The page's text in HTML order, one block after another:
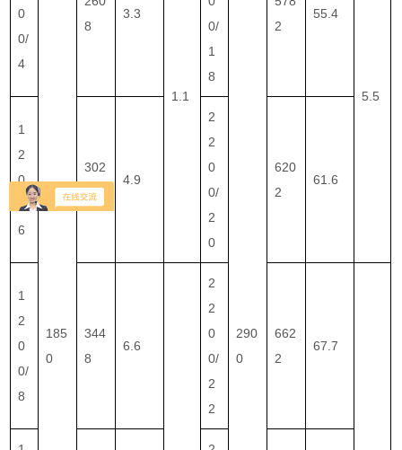
0
0/
4
185
0
8
3.3
1.1
0/
1
8
290
0
2
55.4
5.5
1
2
0
0/
6
302
8
4.9
2
2
0
0/
2
0
620
2
61.6
1
2
0
0/
8
344
8
6.6
2
2
0
0/
2
2
662
2
67.7